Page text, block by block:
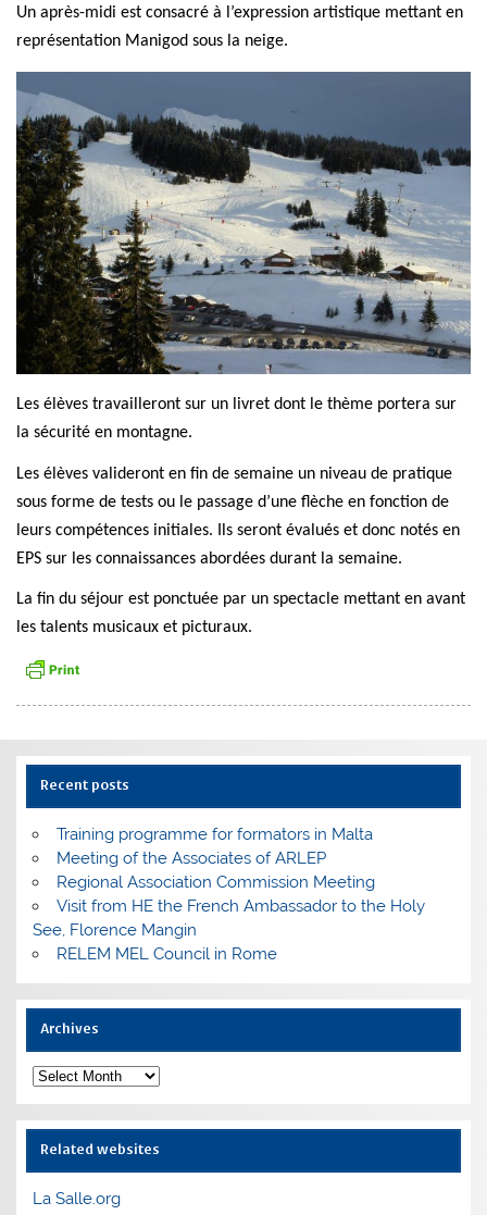
Un après-midi est consacré à l’expression artistique mettant en
représentation Manigod sous la neige.
Les élèves travailleront sur un livret dont le thème portera sur
la sécurité en montagne.
Les élèves valideront en fin de semaine un niveau de pratique
sous forme de tests ou le passage d’une flèche en fonction de
leurs compétences initiales. Ils seront évalués et donc notés en
EPS sur les connaissances abordées durant la semaine.
La fin du séjour est ponctuée par un spectacle mettant en avant
les talents musicaux et picturaux.
Recent posts
Training programme for formators in Malta
Meeting of the Associates of ARLEP
Regional Association Commission Meeting
Visit from HE the French Ambassador to the Holy
See, Florence Mangin
RELEM MEL Council in Rome
Archives
Archives
Related websites
La Salle.org